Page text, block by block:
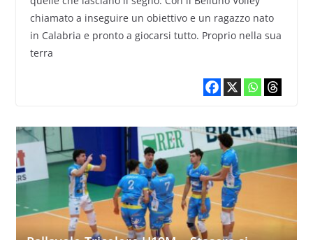
chiamato a inseguire un obiettivo e un ragazzo nato
in Calabria e pronto a giocarsi tutto. Proprio nella sua
terra